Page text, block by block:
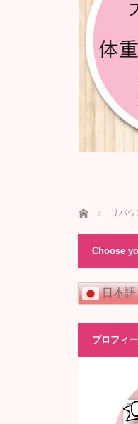
ホーム リバ
Choose
日本語
プロフィ